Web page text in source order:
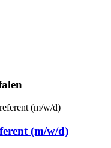
(m/w/d)